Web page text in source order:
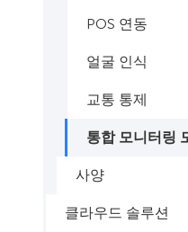
POS 연동
얼굴 인식
교통 통제
통합 모니터링
사양
클라우드 솔루션